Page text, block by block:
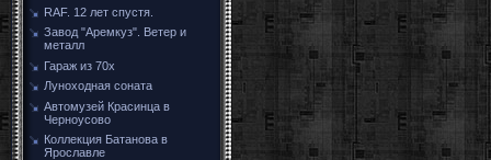
RAF. 12 лет спустя.
Завод "Аремкуз". Ветер и
металл
Гараж из 70х
Луноходная соната
Автомузей Красинца в
Черноусово
Коллекция Батанова в
Ярославле